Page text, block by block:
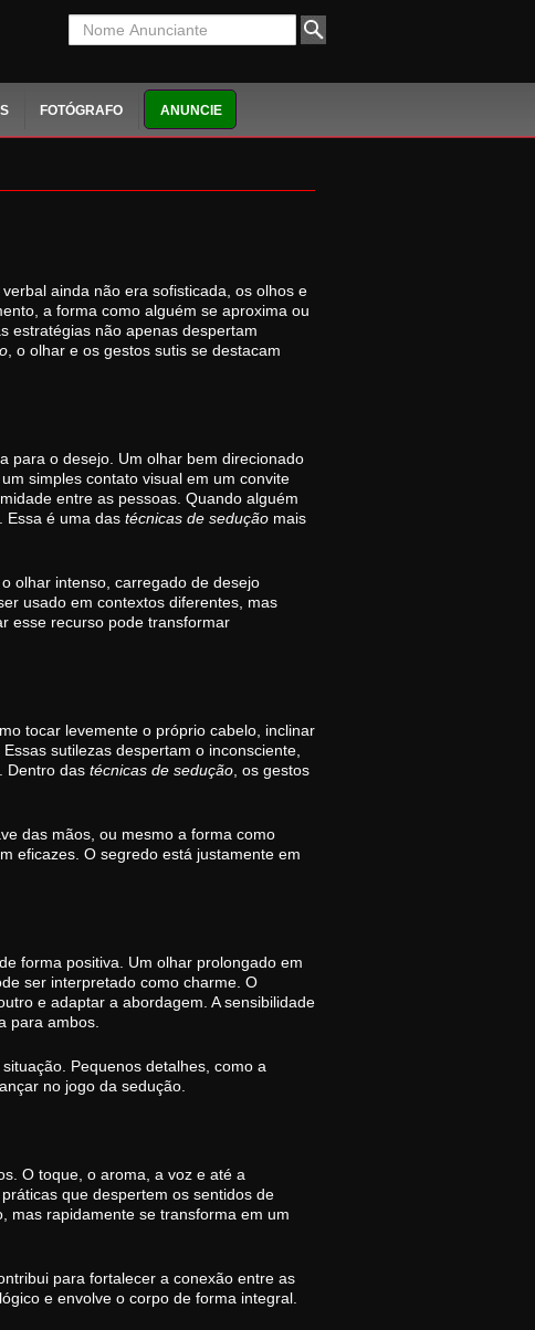
FOTÓGRAFO ANUNCIE
ainda não era sofisticada, os olhos e
a forma como alguém se aproxima ou
estratégias não apenas despertam
, o olhar e os gestos sutis se destacam
para o desejo. Um olhar bem direcionado
simples contato visual em um convite
entre as pessoas. Quando alguém
Essa é uma das técnicas de sedução mais
olhar intenso, carregado de desejo
usado em contextos diferentes, mas
esse recurso pode transformar
tocar levemente o próprio cabelo, inclinar
sutilezas despertam o inconsciente,
Dentro das técnicas de sedução , os gestos
das mãos, ou mesmo a forma como
eficazes. O segredo está justamente em
forma positiva. Um olhar prolongado em
ser interpretado como charme. O
e adaptar a abordagem. A sensibilidade
para ambos.
Pequenos detalhes, como a
no jogo da sedução.
O toque, o aroma, a voz e até a
que despertem os sentidos de
mas rapidamente se transforma em um
para fortalecer a conexão entre as
e envolve o corpo de forma integral.